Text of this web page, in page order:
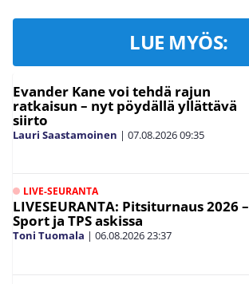
LUE MYÖS:
Evander Kane voi tehdä rajun
ratkaisun – nyt pöydällä yllättävä
siirto
Lauri Saastamoinen | 07.08.202609:35
LIVE-SEURANTA
LIVESEURANTA: Pitsiturnaus 2026 –
Sport ja TPS askissa
Toni Tuomala | 06.08.202623:37